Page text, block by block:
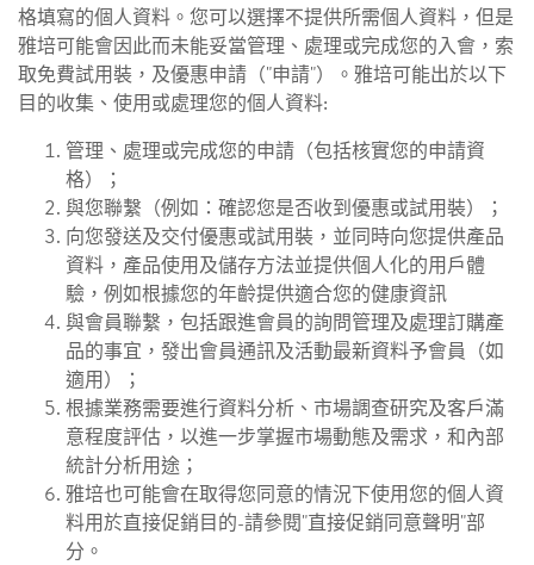
格填寫的個人資料。您可以選擇不提供所需個人資料，但是
雅培可能會因此而未能妥當管理、處理或完成您的入會，索
取免費試用裝，及優惠申請（"申請"）。雅培可能出於以下
目的收集、使用或處理您的個人資料:
管理、處理或完成您的申請（包括核實您的申請資
格）；
與您聯繫（例如：確認您是否收到優惠或試用裝）；
向您發送及交付優惠或試用裝，並同時向您提供產品
資料，產品使用及儲存方法並提供個人化的用戶體
驗，例如根據您的年齡提供適合您的健康資訊
與會員聯繫，包括跟進會員的詢問管理及處理訂購產
品的事宜，發出會員通訊及活動最新資料予會員（如
適用）；
根據業務需要進行資料分析、市場調查研究及客戶滿
意程度評估，以進一步掌握市場動態及需求，和內部
統計分析用途；
雅培也可能會在取得您同意的情況下使用您的個人資
料用於直接促銷目的-請參閱"直接促銷同意聲明"部
分。